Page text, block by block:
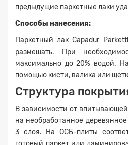
предыдущие паркетные лаки
Способы нанесения:
Паркетный лак Capadur
размешать. При
максимально до 20% водой.
помощью кисти, валика или
Структура
В зависимости от
на необработанное
3 слоя. На ОСБ-плиты